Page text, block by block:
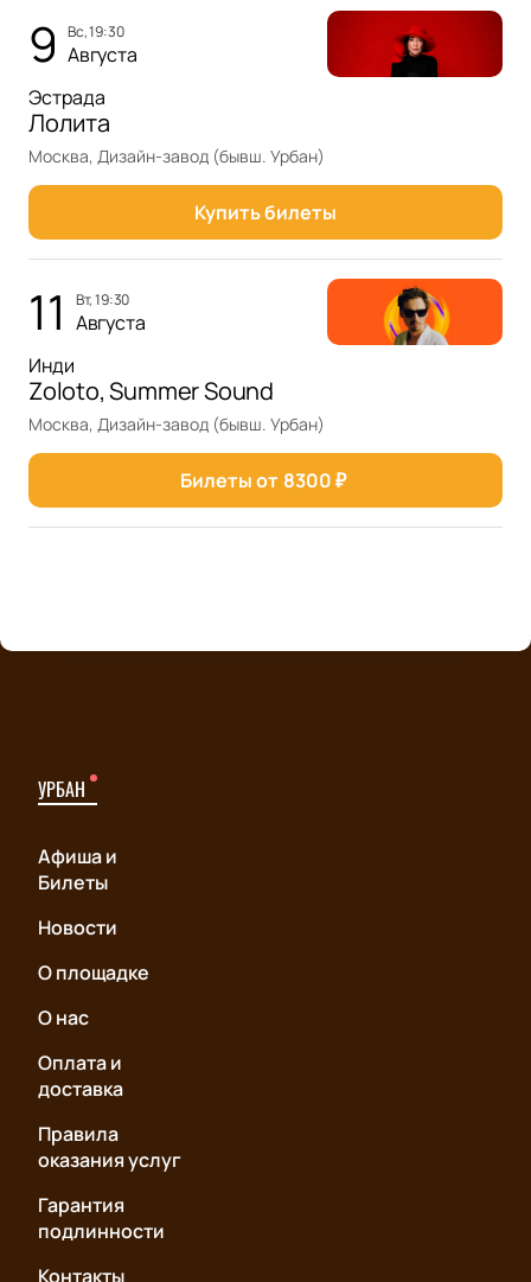
9 вс, 19:30
Августа
Эстрада
Лолита
Москва, Дизайн-завод (бывш. Урбан)
Купить билеты
11 вт, 19:30
Августа
Инди
Zoloto, Summer Sound
Москва, Дизайн-завод (бывш. Урбан)
Билеты от 8300₽
УРБАН
Афиша и
Билеты
Новости
О площадке
О нас
Оплата и
доставка
Правила
оказания услуг
Гарантия
подлинности
Контакты